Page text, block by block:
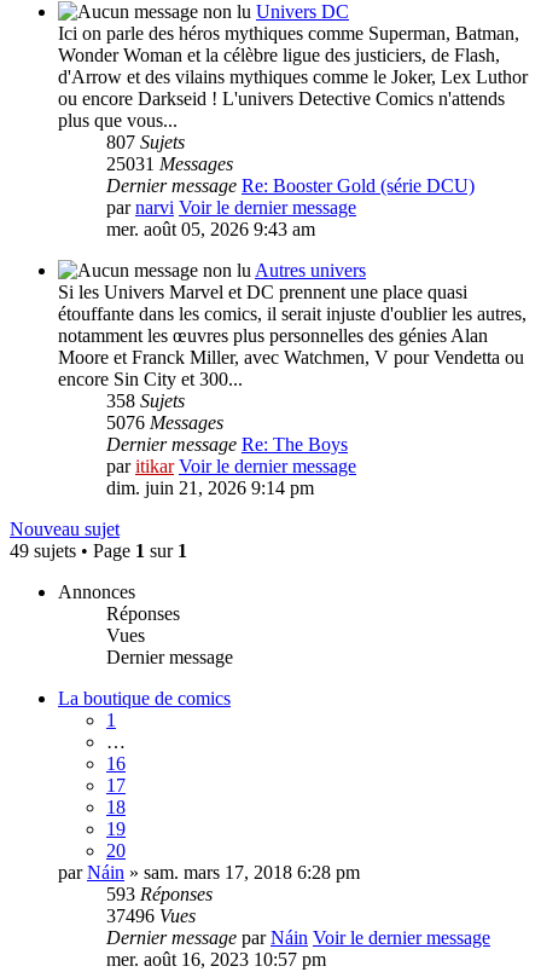
Univers DC
Ici on parle des héros mythiques comme Superman, Batman,
Wonder Woman et la célèbre ligue des justiciers, de Flash,
d'Arrow et des vilains mythiques comme le Joker, Lex Luthor
ou encore Darkseid ! L'univers Detective Comics n'attends
plus que vous...
807 Sujets
25031 Messages
Dernier message Re: Booster Gold (série DCU)
parnarvi Voir le dernier message
mer. août 05, 2026 9:43 am
Autres univers
Si les Univers Marvel et DC prennent une place quasi
étouffante dans les comics, il serait injuste d'oublier les autres,
notamment les œuvres plus personnelles des génies Alan
Moore et Franck Miller, avec Watchmen, V pour Vendetta ou
encore Sin City et 300...
358 Sujets
5076 Messages
Dernier message Re: The Boys
paritikar Voir le dernier message
dim. juin 21, 2026 9:14 pm
Nouveau sujet
49 sujets • Page 1 sur 1
Annonces
Réponses
Vues
Dernier message
La boutique de comics
1
…
16
17
18
19
20
parNáin » sam. mars 17, 2018 6:28 pm
593 Réponses
37496 Vues
Dernier message parNáin Voir le dernier message
mer. août 16, 2023 10:57 pm